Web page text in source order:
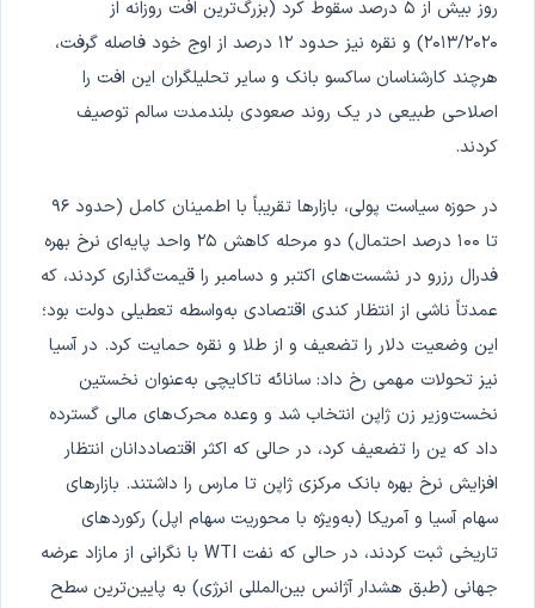
روز بیش از ۵ درصد سقوط کرد (بزرگ‌ترین افت روزانه از
۲۰۱۳/۲۰۲۰) و نقره نیز حدود ۱۲ درصد از اوج خود فاصله گرفت،
هرچند کارشناسان ساکسو بانک و سایر تحلیلگران این افت را
اصلاحی طبیعی در یک روند صعودی بلندمدت سالم توصیف
کردند.
در حوزه سیاست پولی، بازارها تقریباً با اطمینان کامل (حدود ۹۶
تا ۱۰۰ درصد احتمال) دو مرحله کاهش ۲۵ واحد پایه‌ای نرخ بهره
فدرال رزرو در نشست‌های اکتبر و دسامبر را قیمت‌گذاری کردند، که
عمدتاً ناشی از انتظار کندی اقتصادی به‌واسطه تعطیلی دولت بود؛
این وضعیت دلار را تضعیف و از طلا و نقره حمایت کرد. در آسیا
نیز تحولات مهمی رخ داد: سانائه تاکایچی به‌عنوان نخستین
نخست‌وزیر زن ژاپن انتخاب شد و وعده محرک‌های مالی گسترده
داد که ین را تضعیف کرد، در حالی که اکثر اقتصاددانان انتظار
افزایش نرخ بهره بانک مرکزی ژاپن تا مارس را داشتند. بازارهای
سهام آسیا و آمریکا (به‌ویژه با محوریت سهام اپل) رکوردهای
تاریخی ثبت کردند، در حالی که نفت WTI با نگرانی از مازاد عرضه
جهانی (طبق هشدار آژانس بین‌المللی انرژی) به پایین‌ترین سطح